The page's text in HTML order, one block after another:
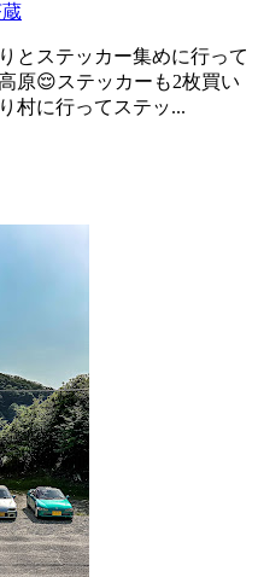
とステッカー集めに行って
原😌ステッカーも2枚買い
村に行ってステッ...